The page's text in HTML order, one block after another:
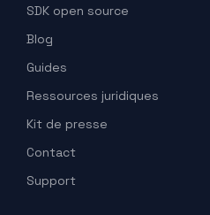
SDK open source
Blog
Guides
Ressources juridiques
Kit de presse
Contact
Support